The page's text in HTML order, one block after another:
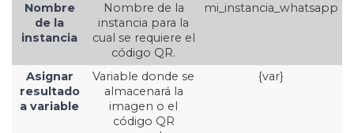
Nombre
de la
instancia
Nombre de la
instancia para la
cual se requiere el
código QR.
mi_instancia_whatsapp
Asignar
resultado
a variable
Variable donde se
almacenará la
imagen o el
código QR
{var}